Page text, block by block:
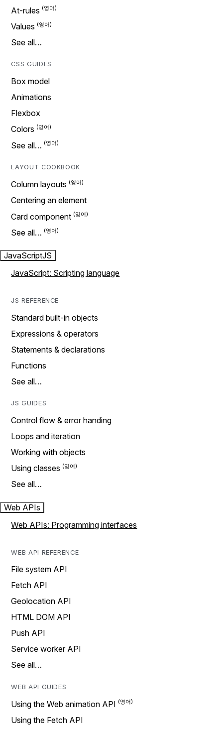
At-rules
Values
See all…
CSS GUIDES
Box model
Animations
Flexbox
Colors
See all…
LAYOUT COOKBOOK
Column layouts
Centering an element
Card component
See all…
JavaScriptJS
JavaScript: Scripting language
JS REFERENCE
Standard built-in objects
Expressions & operators
Statements & declarations
Functions
See all…
JS GUIDES
Control flow & error handing
Loops and iteration
Working with objects
Using classes
See all…
Web APIs
Web APIs: Programming interfaces
WEB API REFERENCE
File system API
Fetch API
Geolocation API
HTML DOM API
Push API
Service worker API
See all…
WEB API GUIDES
Using the Web animation API
Using the Fetch API